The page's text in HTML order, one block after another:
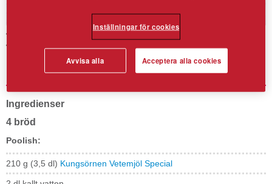
Förjästa baguetter
Extra goda baguetter.
Ingredienser
4 bröd
Poolish:
210 g (3,5 dl) Kungsörnen Vetemjöl Special
Inställningar för cookies
Avvisa alla Acceptera alla cookies